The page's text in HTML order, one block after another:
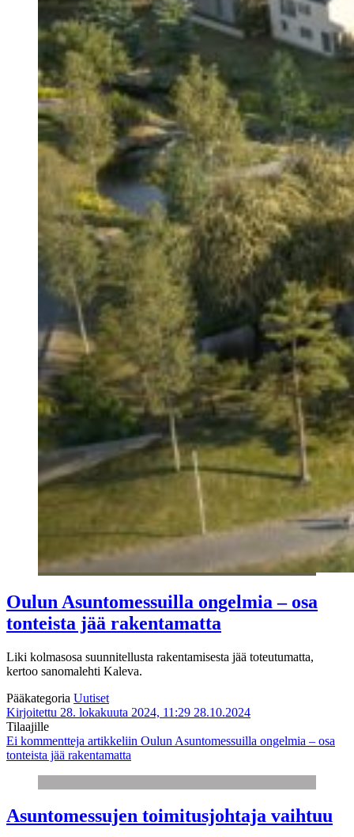
Oulun Asuntomessuilla ongelmia – osa
tonteista jää rakentamatta
Liki kolmasosa suunnitellusta rakentamisesta jää toteutumatta,
kertoo sanomalehti Kaleva.
Pääkategoria Uutiset
Kirjoitettu 28. lokakuuta 2024, 11:29 28.10.2024
Tilaajille
Ei kommentteja artikkeliin Oulun Asuntomessuilla ongelmia – osa
tonteista jää rakentamatta
Asuntomessujen toimitusjohtaja vaihtuu